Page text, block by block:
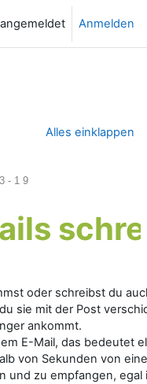
Anmelden
Alles einklappen
- 1 9
oder schreibst du
sie mit der Post
ankommt.
E-Mail, das bedeutet
von Sekunden von
und zu empfangen, egal